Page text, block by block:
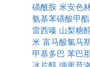
磺酰胺 米安色
氨基苯磺酸甲酯
雷西嗪 山梨糖
米 富马酸氯马
甲基多巴 苯巴
冰片醇 缬更昔